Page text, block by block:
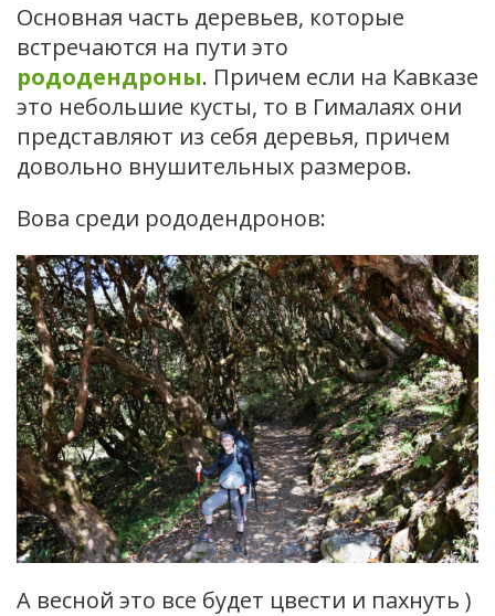
Основная часть деревьев, которые
встречаются на пути это
рододендроны. Причем если на Кавказе
это небольшие кусты, то в Гималаях они
представляют из себя деревья, причем
довольно внушительных размеров.
Вова среди рододендронов:
А весной это все будет цвести и пахнуть )